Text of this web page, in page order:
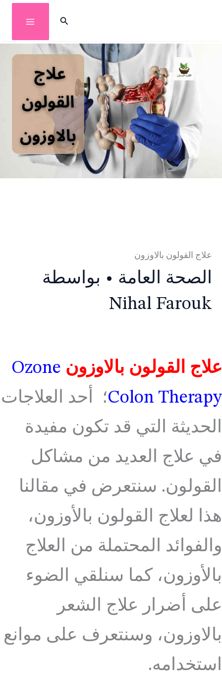
المحتوى
البحث
علاج القولون بالاوزون
الصحة العامة • بواسطة
Nihal Farouk
علاج القولون بالاوزون Ozone
Colon Therapy؛ أحد العلاجات
الحديثة التي قد تكون مفيدة
في علاج العديد من مشاكل
القولون. سنتعرض في مقالنا
هذا لعلاج القولون بالأوزون،
والفوائد المحتملة من العلاج
بالأوزون، كما سنلقي الضوء
على أضرار علاج الشعر
بالاوزون، وسنتعرف على موانع
استخدامه.